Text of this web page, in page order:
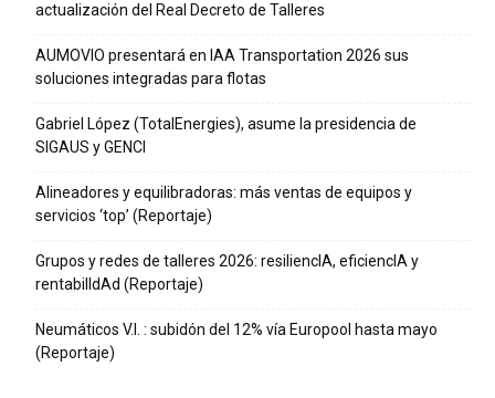
actualización del Real Decreto de Talleres
AUMOVIO presentará en IAA Transportation 2026 sus
soluciones integradas para flotas
Gabriel López (TotalEnergies), asume la presidencia de
SIGAUS y GENCI
Alineadores y equilibradoras: más ventas de equipos y
servicios ‘top’ (Reportaje)
Grupos y redes de talleres 2026: resiliencIA, eficiencIA y
rentabilIdAd (Reportaje)
Neumáticos V.I. : subidón del 12% vía Europool hasta mayo
(Reportaje)